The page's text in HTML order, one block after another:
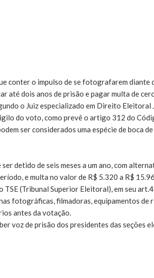
conter o impulso de se fotografarem diante
até dois anos de prisão e pagar multa de
o Juiz especializado em Direito
do voto, como prevê o artigo 312 do
ser considerados uma espécie de boca
detido de seis meses a um ano, com
e multa no valor de R$ 5.320 a R$
(Tribunal Superior Eleitoral), em seu
fotográficas, filmadoras, equipamentos
antes da votação.
voz de prisão dos presidentes das seções